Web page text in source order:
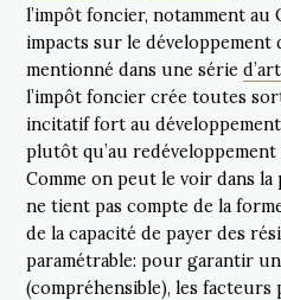
l’impôt foncier, notamment au
impacts sur le développement
mentionné dans une série
l’impôt foncier crée toutes
incitatif fort au
plutôt qu’au
Comme on peut le voir dans
ne tient pas compte de la
de la capacité de payer des
paramétrable: pour garantir
(compréhensible), les